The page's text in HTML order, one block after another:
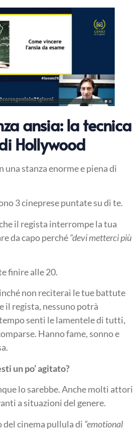
ansia: la tecnica
Hollywood
una stanza enorme e piena di
3 cineprese puntate su di te.
il regista interrompe la tua
da capo perché“devi metterci più
finire alle 20.
non reciterai le tue battute
il regista, nessuno potrà
senti le lamentele di tutti,
Hanno fame, sonno e
un po’ agitato?
lo sarebbe. Anche molti attori
a situazioni del genere.
del cinema pullula di “emotional